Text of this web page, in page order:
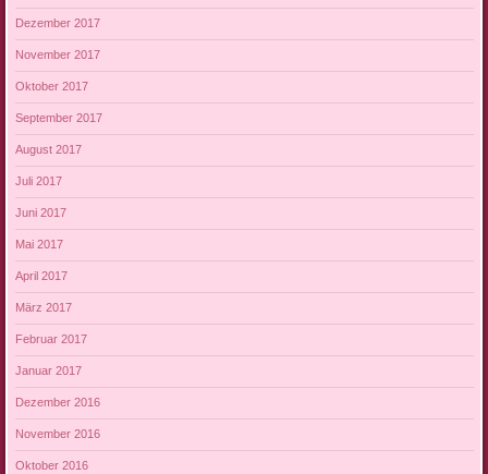
Dezember 2017
November 2017
Oktober 2017
September 2017
August 2017
Juli 2017
Juni 2017
Mai 2017
April 2017
März 2017
Februar 2017
Januar 2017
Dezember 2016
November 2016
Oktober 2016